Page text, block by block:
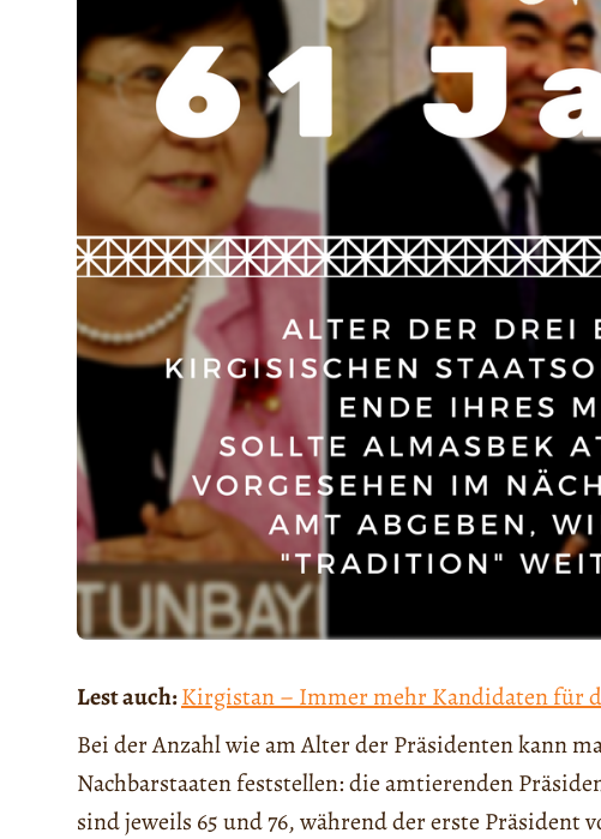
Lest auch:Kirgistan – Immer mehr Kandidaten für
Bei der Anzahl wie am Alter der Präsidenten kann
Nachbarstaaten feststellen: die amtierenden
sind jeweils 65 und 76, während der erste Präsident